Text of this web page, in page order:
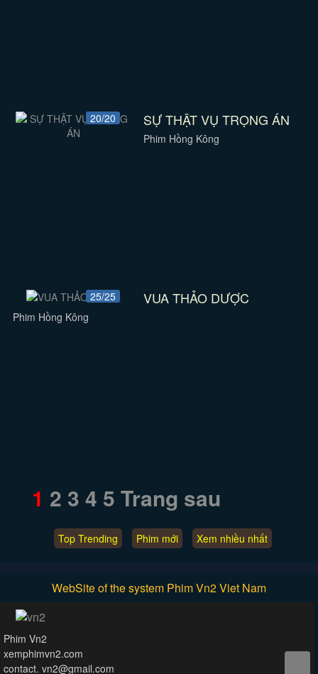
20/20 SỰ THẬT VỤ TRỌNG ÁN
Phim Hồng Kông
25/25 VUA THẢO DƯỢC
Phim Hồng Kông
1 2 3 4 5 Trang sau
Top Trending Phim mới Xem nhiều nhất
WebSite of the system Phim Vn2 Viet Nam
Phim Vn2
xemphimvn2.com
contact. vn2@gmail.com